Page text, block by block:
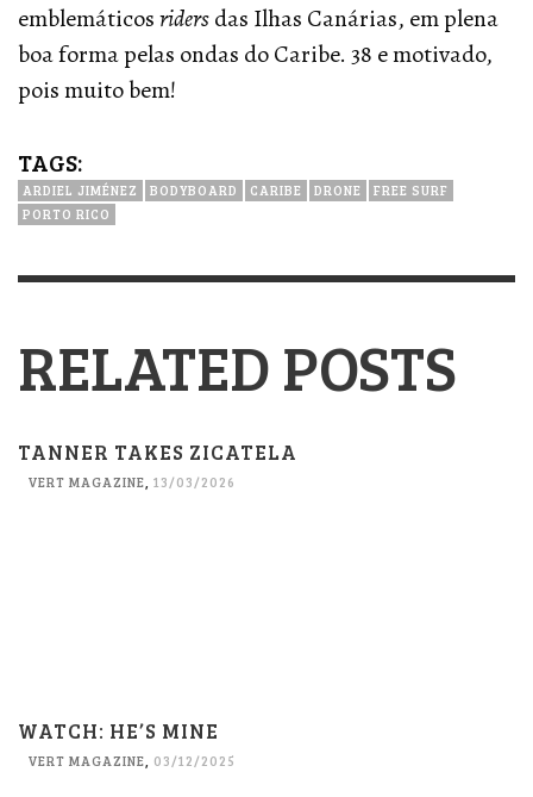
emblemáticosridersdas Ilhas Canárias, em plena
boa forma pelas ondas do Caribe. 38 e motivado,
pois muito bem!
TAGS:
ARDIEL JIMÉNEZ BODYBOARD CARIBE DRONE
FREE SURF
PORTO RICO
RELATED POSTS
TANNER TAKES ZICATELA
VERT MAGAZINE 13/03/2026
WATCH: HE’S MINE
VERT MAGAZINE, 03/12/2025